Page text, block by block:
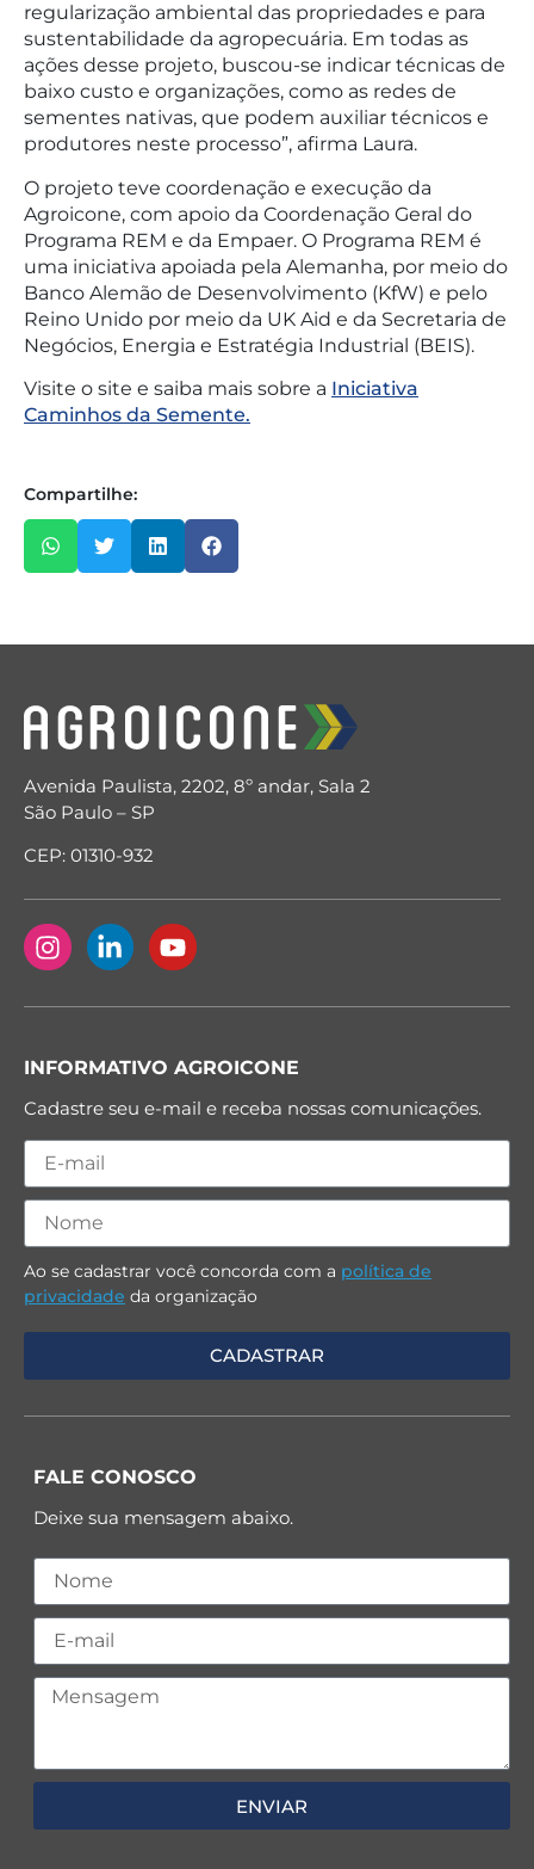
regularização ambiental das propriedades e para
sustentabilidade da agropecuária. Em todas as
ações desse projeto, buscou-se indicar técnicas de
baixo custo e organizações, como as redes de
sementes nativas, que podem auxiliar técnicos e
produtores neste processo”, afirma Laura.
O projeto teve coordenação e execução da
Agroicone, com apoio da Coordenação Geral do
Programa REM e da Empaer. O Programa REM é
uma iniciativa apoiada pela Alemanha, por meio do
Banco Alemão de Desenvolvimento (KfW) e pelo
Reino Unido por meio da UK Aid e da Secretaria de
Negócios, Energia e Estratégia Industrial (BEIS).
Visite o site e saiba mais sobre a Iniciativa
Caminhos da Semente.
Compartilhe:
Avenida Paulista, 2202, 8º andar, Sala 2
São Paulo – SP
CEP: 01310-932
INFORMATIVO AGROICONE
Cadastre seu e-mail e receba nossas comunicações.
Ao se cadastrar você concorda com a política de
privacidade da organização
FALE CONOSCO
Deixe sua mensagem abaixo.
ENVIAR